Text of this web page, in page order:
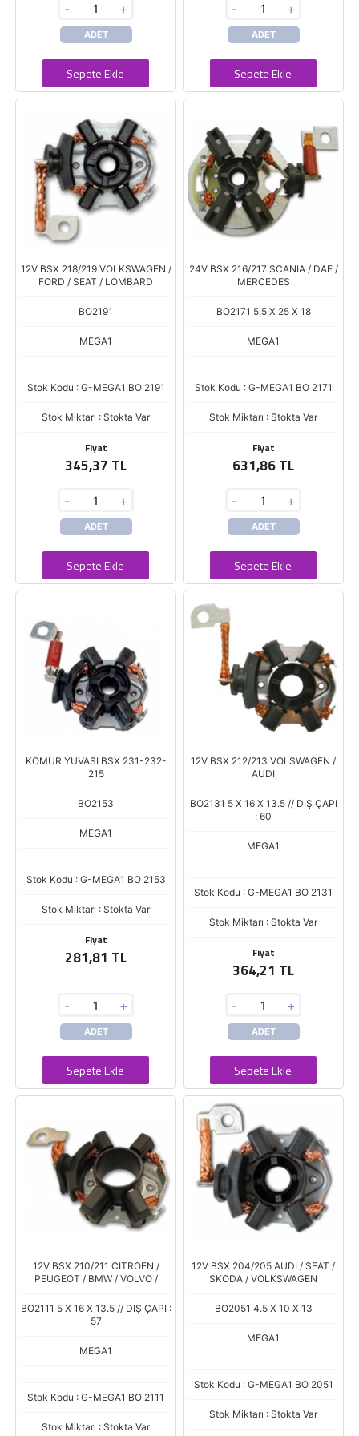
- +
ADET
Sepete Ekle
- +
ADET
Sepete Ekle
12V BSX 218/219 VOLKSWAGEN /
FORD / SEAT / LOMBARD
BO2191
MEGA1
Stok Kodu : G-MEGA1 BO 2191
Stok Miktarı : Stokta Var
Fiyat
345,37 TL
- +
ADET
Sepete Ekle
24V BSX 216/217 SCANIA / DAF /
MERCEDES
BO2171 5.5 X 25 X 18
MEGA1
Stok Kodu : G-MEGA1 BO 2171
Stok Miktarı : Stokta Var
Fiyat
631,86 TL
- +
ADET
Sepete Ekle
KÖMÜR YUVASI BSX 231-232-
215
BO2153
MEGA1
Stok Kodu : G-MEGA1 BO 2153
Stok Miktarı : Stokta Var
Fiyat
281,81 TL
- +
ADET
Sepete Ekle
12V BSX 212/213 VOLSWAGEN /
AUDI
BO2131 5 X 16 X 13.5 // DIŞ ÇAPI
: 60
MEGA1
Stok Kodu : G-MEGA1 BO 2131
Stok Miktarı : Stokta Var
Fiyat
364,21 TL
- +
ADET
Sepete Ekle
12V BSX 210/211 CITROEN /
PEUGEOT / BMW / VOLVO /
BO2111 5 X 16 X 13.5 // DIŞ ÇAPI :
57
MEGA1
Stok Kodu : G-MEGA1 BO 2111
Stok Miktarı : Stokta Var
12V BSX 204/205 AUDI / SEAT /
SKODA / VOLKSWAGEN
BO2051 4.5 X 10 X 13
MEGA1
Stok Kodu : G-MEGA1 BO 2051
Stok Miktarı : Stokta Var